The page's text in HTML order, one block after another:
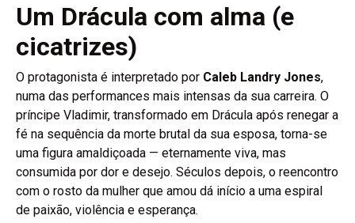
Um Drácula com alma (e
cicatrizes)
O protagonista é interpretado por Caleb Landry Jones,
numa das performances mais intensas da sua carreira. O
príncipe Vladimir, transformado em Drácula após renegar a
fé na sequência da morte brutal da sua esposa, torna-se
uma figura amaldiçoada — eternamente viva, mas
consumida por dor e desejo. Séculos depois, o reencontro
com o rosto da mulher que amou dá início a uma espiral
de paixão, violência e esperança.